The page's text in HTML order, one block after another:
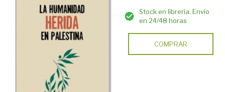
Stock en librería. Envío
en 24/48 horas
COMPRAR